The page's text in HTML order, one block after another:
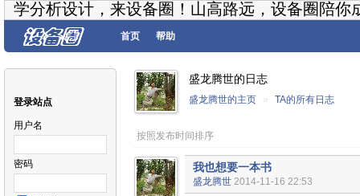
学分析设计，来设备圈！山高路远，设备圈陪你
首页 帮助
登录站点
用户名
密码
盛龙腾世的日志
盛龙腾世的主页 » TA的所有日志
按照发布时间排序
我也想要一本书
盛龙腾世 2014-11-16 22:53